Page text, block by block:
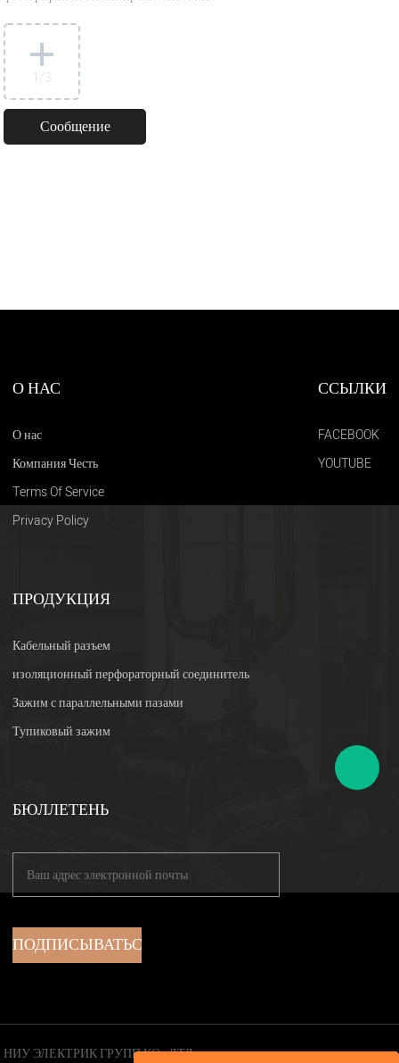
1/3
О НАС
О нас
Компания Честь
Terms Of Service
Privacy Policy
ССЫЛКИ
FACEBOOK
YOUTUBE
ПРОДУКЦИЯ
Кабельный разъем
изоляционный перфораторный соединитель
Зажим с параллельными пазами
Тупиковый зажим
БЮЛЛЕТЕНЬ
НИУ ЭЛЕКТРИК ГРУПП КО., ЛТД.